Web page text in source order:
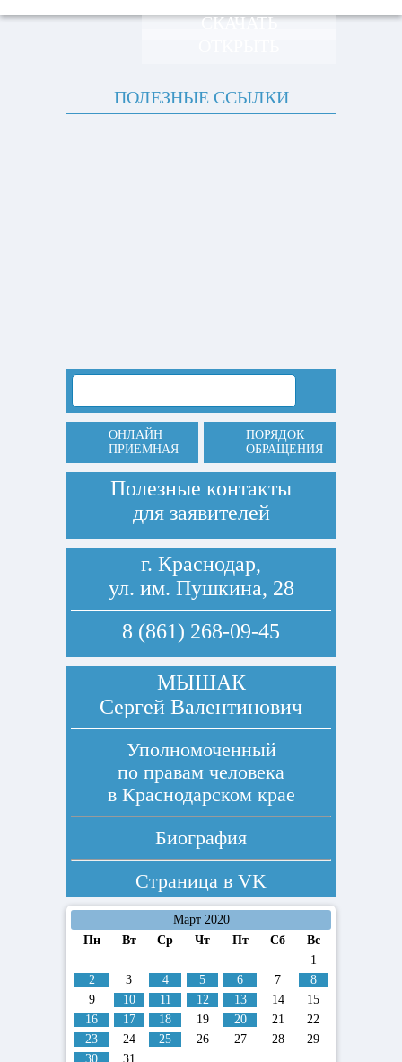
СКАЧАТЬ
ПОЛЕЗНЫЕ ССЫЛКИ
ОНЛАЙН
ПРИЕМНАЯ
ПОРЯДОК
ОБРАЩЕНИЯ
Полезные контакты
для заявителей
г. Краснодар,
ул. им. Пушкина, 28
8 (861) 268-09-45
МЫШАК
Сергей Валентинович
Уполномоченный
по правам человека
в Краснодарском крае
Биография
Страница в VK
Март 2020
Пн
Вт Ср Чт Пт Сб
Вс
1
2
3 4 5 6 7
8
9
10 11 12 13 14
15
16
17 18 19 20 21
22
23
24 25 26 27 28
29
30
31